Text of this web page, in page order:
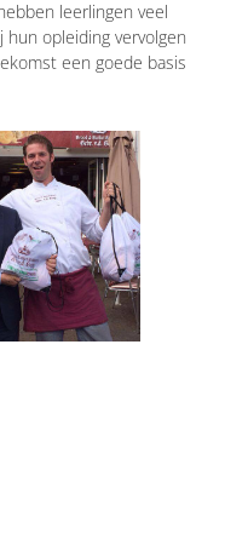
leerlingen veel
opleiding vervolgen
een goede basis